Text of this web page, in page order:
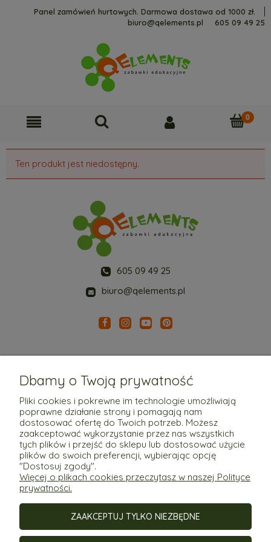
Panel zamówień hurtowych. Darmowa dostawa od 1000 zł.
biuro@qelements.pl
605 09 49 25
Ten produkt jest niedostępny.
Pomoc
Moje konto
Płatności i dostawa
Informacje
605 09 49 25
biuro@qelements.pl
Dbamy o Twoją prywatność
Pliki cookies i pokrewne im technologie umożliwiają
poprawne działanie strony i pomagają nam
dostosować ofertę do Twoich potrzeb. Możesz
zaakceptować wykorzystanie przez nas wszystkich
tych plików i przejść do sklepu lub dostosować użycie
plików do swoich preferencji, wybierając opcję
"Dostosuj zgody".
Więcej o plikach cookies przeczytasz w naszej Polityce
prywatności.
ZAAKCEPTUJ TYLKO NIEZBĘDNE